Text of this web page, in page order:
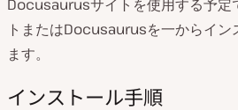
Docusaurusサイトを使用する予定
トまたはDocusaurusを一からイン
ます。
インストール手順